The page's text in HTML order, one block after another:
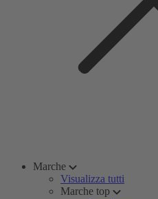
Marche
Visualizza tutti
Marche top